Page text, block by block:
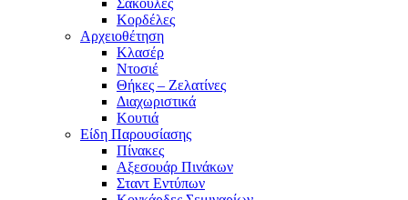
Κορδέλες
Αρχειοθέτηση
Κλασέρ
Ντοσιέ
Θήκες – Ζελατίνες
Διαχωριστικά
Κουτιά
Είδη Παρουσίασης
Πίνακες
Αξεσουάρ Πινάκων
Σταντ Εντύπων